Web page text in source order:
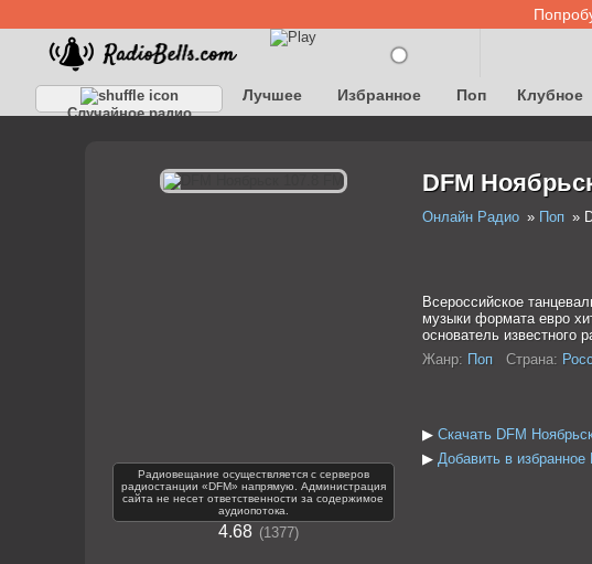
Случайное радио
Лучшее Избранное Поп Клубное
Радиовещание осуществляется с серверов
радиостанции «DFM» напрямую. Администрация
сайта не несет ответственности за содержимое
аудиопотока.
4.68 1377
DFM
Онлайн Радио Поп
Всероссийское
музыки формата евро
основатель известного
Жанр: Поп Страна:
▶ Скачать DFM
▶ Добавить в избранное